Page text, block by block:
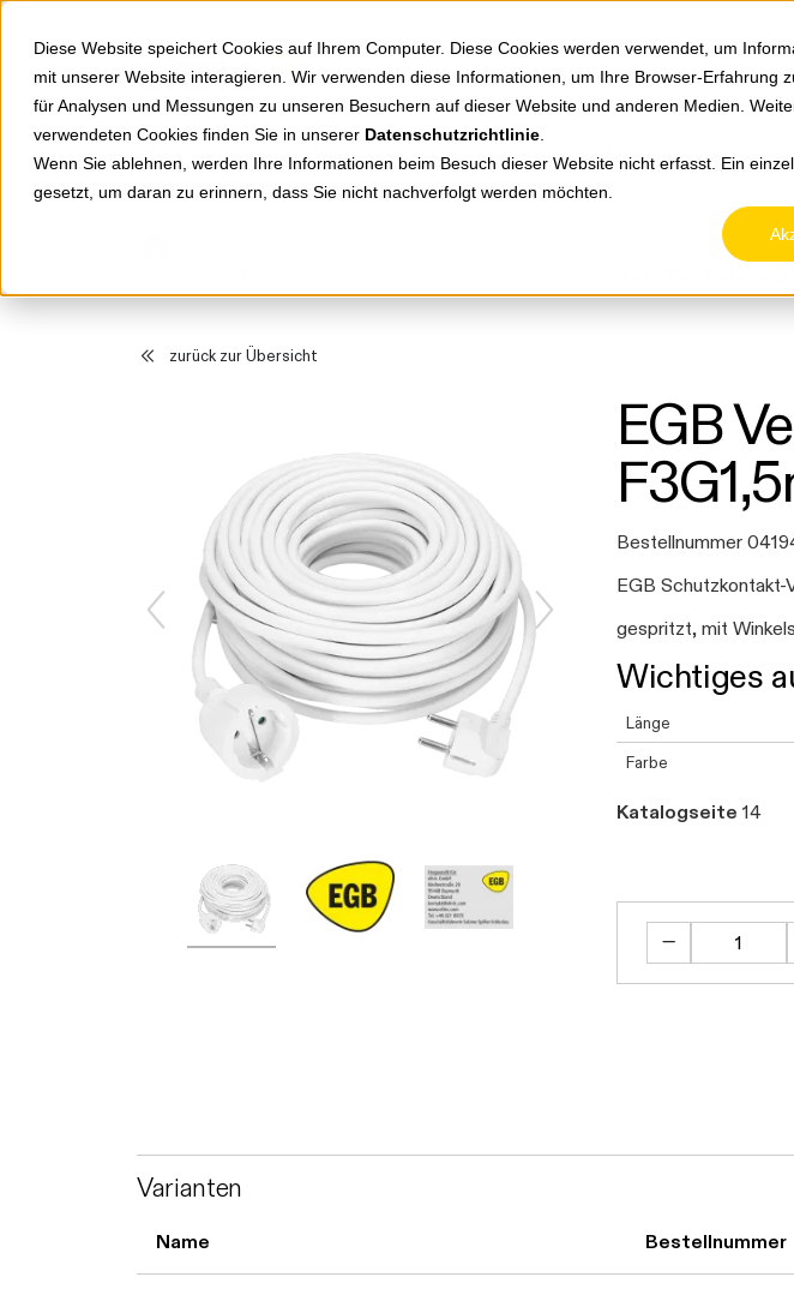
Diese Website speichert Cookies auf Ihrem Computer. Diese Cookies werden verwendet, um
mit unserer Website interagieren. Wir verwenden diese Informationen, um Ihre Browser-Erfahrung
für Analysen und Messungen zu unseren Besuchern auf dieser Website und anderen Medien.
verwendeten Cookies finden Sie in unserer Datenschutzrichtlinie
Wenn Sie ablehnen, werden Ihre Informationen beim Besuch dieser Website nicht erfasst. Ein
gesetzt, um daran zu erinnern, dass Sie nicht nachverfolgt werden möchten.
Springe zu Hauptinhalt
Markenwelten Service & Retouren
Verlängerungen &
zurück zur Übersicht
EGB
Bestellnummer
EGB Schutzkontakt-
gespritzt, mit
Wichtiges
Länge
Farbe
Katalogseite 14
Varianten
Name Bestellnummer